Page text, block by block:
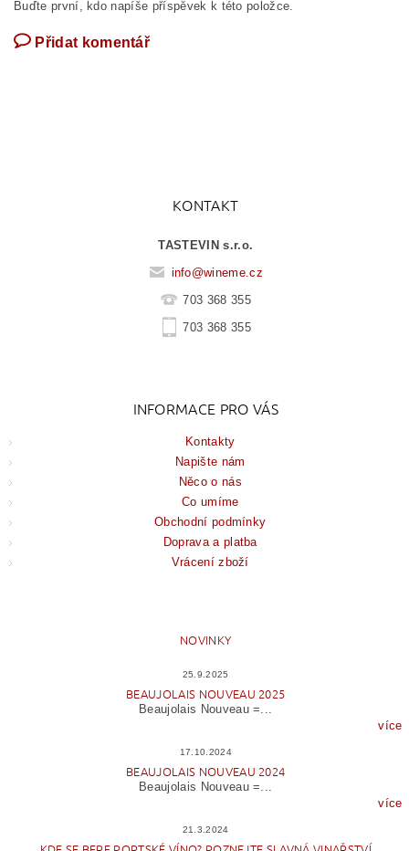
Buďte první, kdo napíše příspěvek k této položce.
Přidat komentář
KONTAKT
TASTEVIN s.r.o.
info@wineme.cz
703 368 355
703 368 355
INFORMACE PRO VÁS
Kontakty
Napište nám
Něco o nás
Co umíme
Obchodní podmínky
Doprava a platba
Vrácení zboží
NOVINKY
25.9.2025
BEAUJOLAIS NOUVEAU 2025
Beaujolais Nouveau =...
více
17.10.2024
BEAUJOLAIS NOUVEAU 2024
Beaujolais Nouveau =...
více
21.3.2024